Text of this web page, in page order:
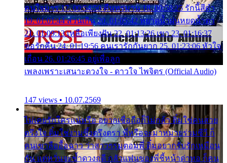
คนใจมาร 17. 00:54:50 คืนทรมาน 18. 00:58:25 รักนี้สีดำ
19. 01:01:44 ส่วนเกิน 20. 01:05:42 หยาดน้ำฝนหยดน้ำตา
21. 01:09:13 เหลือเพียงฝัน 22. 01:13:26 เขา 23. 01:16:37
ขอรักคืน 24. 01:19:56 คนเรารักกันยาก 25. 01:23:06 หัวใจ
เถื่อน 26. 01:26:45 อยู่เพื่อลูก
เพลงเพราะเสนาะดวงใจ - ดาวใจ ไพจิตร (Official Audio)
147 views • 10.07.2569
ไม่เคยรักใครแน่หรือ อยากเชื่อถือก็ไม่กล้า ติ๋มใช่คนสวย
ตรึงใจ ติ๋มใช่งามซึ้งตรึงตรา พี่หรือจะมาหมายร่วมชีวี ก็
คนเขาลืออื้อฉาว ว่าสาวๆรุมตอมพี่ ติ๋มอยากรับรักเหมือน
กัน แต่หวั่นจะช้ำดวงฤดี กลัวแฟนของพี่ชี้หน้าด่าทอ ก็คน